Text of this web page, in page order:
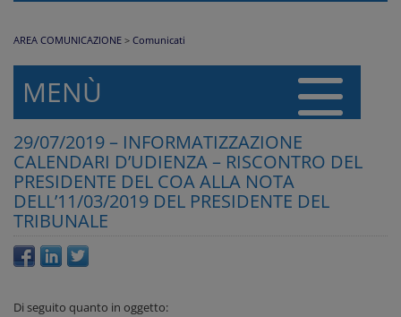
AREA COMUNICAZIONE > Comunicati
MENÙ
29/07/2019 – INFORMATIZZAZIONE
CALENDARI D’UDIENZA – RISCONTRO DEL
PRESIDENTE DEL COA ALLA NOTA
DELL’11/03/2019 DEL PRESIDENTE DEL
TRIBUNALE
Di seguito quanto in oggetto: